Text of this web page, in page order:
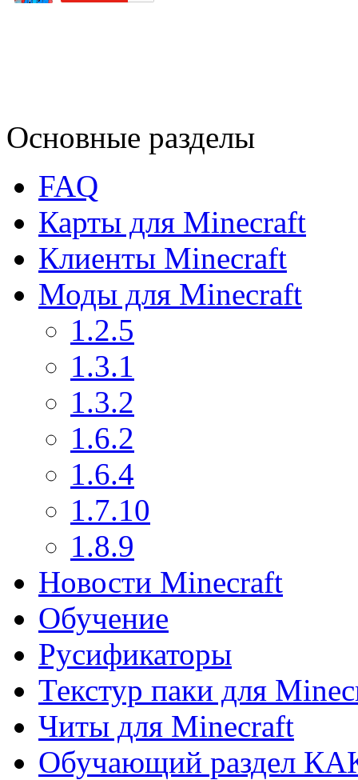
Основные разделы
FAQ
Карты для Minecraft
Клиенты Minecraft
Моды для Minecraft
1.2.5
1.3.1
1.3.2
1.6.2
1.6.4
1.7.10
1.8.9
Новости Minecraft
Обучение
Русификаторы
Текстур паки для
Читы для Minecraft
Обучающий раздел